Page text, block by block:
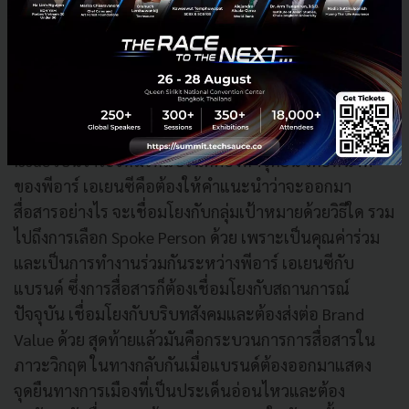
แก้ปัญหาเมื่อมีวิกฤต โดยปกติแล้วการเข้าไปร่วมวาง
กลยุทธ์ตั้งแต่เบื้องต้นก่อนที่จะเกิดปัญหานั้น เป็นการ
ทำงานร่วมกันในระยะยาวและมักจะส่งผลบวกมากกว่า
กรณีที่เกิดขั้นในช่วงปีที่ผ่านมา ที่มีกระแส Call Out เพื่อ
ให้แบรนด์แสดงจุดยืนทางการเมือง ซึ่งนั่นก็เป็น Sensitive
Issue เป็นวาระใหม่ให้แบรนด์ต้องหาจุดยืน โดยหน้าที่
ของพีอาร์ เอเยนซีคือต้องให้คำแนะนำว่าจะออกมา
สื่อสารอย่างไร จะเชื่อมโยงกับกลุ่มเป้าหมายด้วยวิธีใด รวม
ไปถึงการเลือก Spoke Person ด้วย เพราะเป็นคุณค่าร่วม
และเป็นการทำงานร่วมกันระหว่างพีอาร์ เอเยนซีกับ
แบรนด์ ซึ่งการสื่อสารก็ต้องเชื่อมโยงกับสถานการณ์
ปัจจุบัน เชื่อมโยงกับบริบทสังคมและต้องส่งต่อ Brand
Value ด้วย สุดท้ายแล้วมันคือกระบวนการการสื่อสารใน
ภาวะวิกฤต ในทางกลับกันเมื่อแบรนด์ต้องออกมาแสดง
จุดยืนทางการเมืองที่เป็นประเด็นอ่อนไหวและต้อง